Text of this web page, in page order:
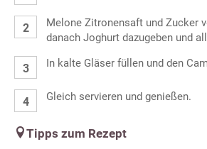
Melone Zitronensaft und Zucker
danach Joghurt dazugeben und
In kalte Gläser füllen und den
Gleich servieren und genießen.
Tipps zum Rezept